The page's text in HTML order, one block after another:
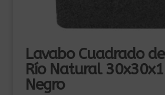
Lavabo Cuadrado
Río Natural
Negro